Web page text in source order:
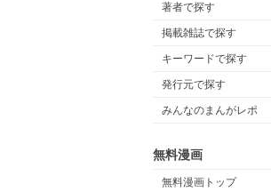
著者で探す
掲載雑誌で探す
キーワードで探す
発行元で探す
みんなのまんがレポ
無料漫画
無料漫画トップ